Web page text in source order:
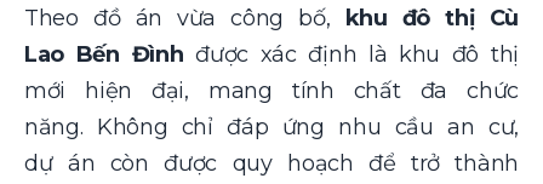
Theo đồ án vừa công bố,
khu đô thị Cù
Lao Bến Đình được xác định là khu đô thị
mới hiện đại, mang tính chất đa chức
năng. Không chỉ đáp ứng nhu cầu an cư,
dự án còn được quy hoạch để trở thành